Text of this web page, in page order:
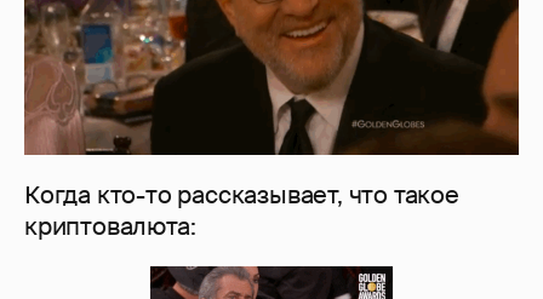
Когда кто-то рассказывает, что такое
криптовалюта: